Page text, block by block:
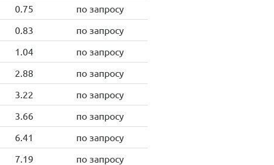
0.75
по запросу
0.83
по запросу
1.04
по запросу
2.88
по запросу
3.22
по запросу
3.66
по запросу
6.41
по запросу
7.19
по запросу